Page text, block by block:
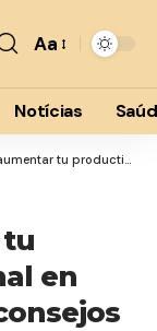
Font
Resizer
Aa
Notícias
personal en prácticos y sencillos consejos
en